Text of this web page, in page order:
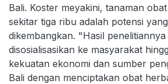
Bali. Koster meyakini, tanaman
sekitar tiga ribu adalah potensi
dikembangkan. "Hasil penelitiannya
disosialisasikan ke masyarakat
kekuatan ekonomi dan sumber
Bali dengan menciptakan obat